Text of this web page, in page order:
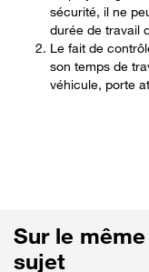
sécurité, il ne
durée de travail
Le fait de
son temps de
véhicule, porte
Sur le même
sujet